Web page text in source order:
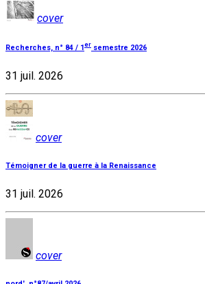
cover
Recherches, n° 84 / 1 er semestre 2026
31 juil. 2026
cover
Témoigner de la guerre à la Renaissance
31 juil. 2026
cover